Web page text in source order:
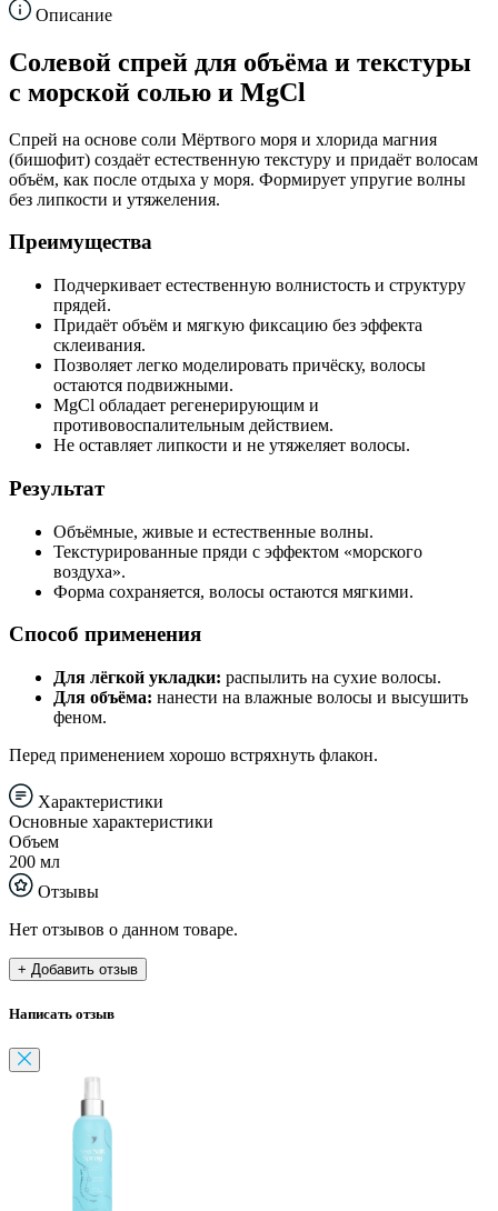
Описание
Солевой спрей для объёма и текстуры
с морской солью и MgCl
Спрей на основе соли Мёртвого моря и хлорида магния
(бишофит) создаёт естественную текстуру и придаёт волосам
объём, как после отдыха у моря. Формирует упругие волны
без липкости и утяжеления.
Преимущества
Подчеркивает естественную волнистость и структуру
прядей.
Придаёт объём и мягкую фиксацию без эффекта
склеивания.
Позволяет легко моделировать причёску, волосы
остаются подвижными.
MgCl обладает регенерирующим и
противовоспалительным действием.
Не оставляет липкости и не утяжеляет волосы.
Результат
Объёмные, живые и естественные волны.
Текстурированные пряди с эффектом «морского
воздуха».
Форма сохраняется, волосы остаются мягкими.
Способ применения
Для лёгкой укладки: распылить на сухие волосы.
Для объёма: нанести на влажные волосы и высушить
феном.
Перед применением хорошо встряхнуть флакон.
Характеристики
Основные характеристики
Объем
200 мл
Отзывы
Нет отзывов о данном товаре.
+ Добавить отзыв
Написать отзыв